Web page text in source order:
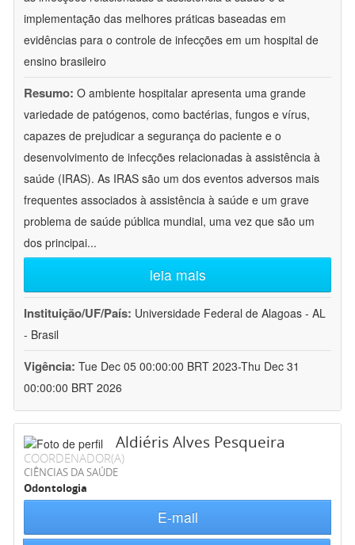
implementação das melhores práticas baseadas em
evidências para o controle de infecções em um hospital de
ensino brasileiro
Resumo: O ambiente hospitalar apresenta uma grande
variedade de patógenos, como bactérias, fungos e vírus,
capazes de prejudicar a segurança do paciente e o
desenvolvimento de infecções relacionadas à assistência à
saúde (IRAS). As IRAS são um dos eventos adversos mais
frequentes associados à assistência à saúde e um grave
problema de saúde pública mundial, uma vez que são um
dos principai...
leia mais
Instituição/UF/País: Universidade Federal de Alagoas - AL
- Brasil
Vigência: Tue Dec 05 00:00:00 BRT 2023-Thu Dec 31
00:00:00 BRT 2026
Aldiéris Alves Pesqueira
COORDENADOR(A)
CIÊNCIAS DA SAÚDE
Odontologia
E-mail